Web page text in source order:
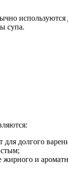
супа.
долгого
и